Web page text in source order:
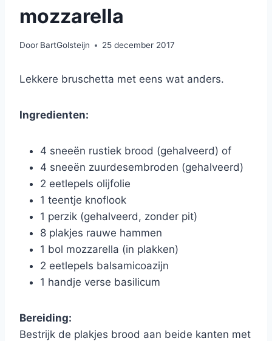
mozzarella
Door BartGolsteijn 25 december 2017
Lekkere bruschetta met eens wat anders.
Ingredienten:
4 sneeën rustiek brood (gehalveerd) of
4 sneeën zuurdesembroden (gehalveerd)
2 eetlepels olijfolie
1 teentje knoflook
1 perzik (gehalveerd, zonder pit)
8 plakjes rauwe hammen
1 bol mozzarella (in plakken)
2 eetlepels balsamicoazijn
1 handje verse basilicum
Bereiding:
Bestrijk de plakjes brood aan beide kanten met